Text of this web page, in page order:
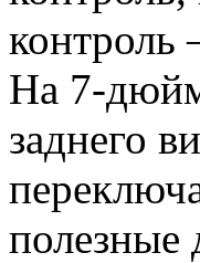
контроль
На 7-
заднего
полезные